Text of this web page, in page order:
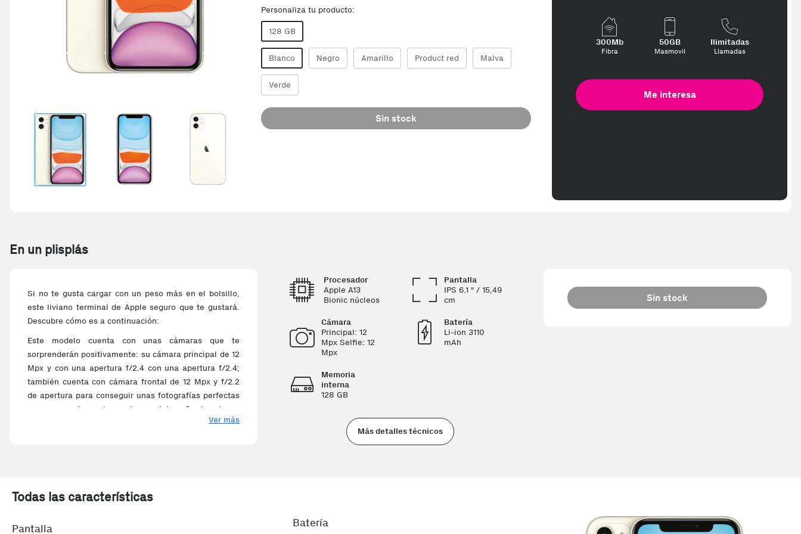
Personaliza tu producto:
128 GB
Blanco Negro Amarillo Product red Malva
Verde
Sin stock
300Mb
Fibra
50GB
Masmovil
Ilimitadas
Llamadas
Me interesa
En un plisplás
Si no te gusta cargar con un peso más en el bolsillo,
este liviano terminal de Apple seguro que te gustará.
Descubre cómo es a continuación:
Este modelo cuenta con unas cámaras que te
sorprenderán positivamente: su cámara principal de 12
Mpx y con una apertura f/2.4 con una apertura f/2.4;
también cuenta con cámara frontal de 12 Mpx y f/2.2
de apertura para conseguir unas fotografías perfectas
para presumir en las redes sociales. Dentro de su
carcasa tiene un procesador desarrollado por Apple,
sola mano. Con la carga inalámbrica podrás llenar
Ver más
Procesador
Apple A13
Bionic núcleos
Pantalla
IPS 6.1 " / 15,49
cm
Cámara
Principal: 12
Mpx Selfie: 12
Mpx
Batería
Li-ion 3110
mAh
Memoria
interna
128 GB
Más detalles técnicos
Sin stock
Todas las características
Pantalla Batería